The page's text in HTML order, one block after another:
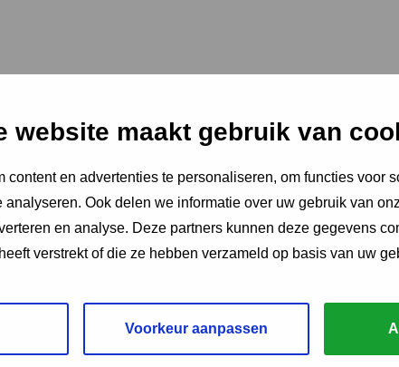
website maakt gebruik van
content en advertenties te personaliseren, om functies voor
analyseren. Ook delen we informatie over uw gebruik van
en analyse. Deze partners kunnen deze gegevens
verstrekt of die ze hebben verzameld op basis van uw
Voorkeur aanpassen